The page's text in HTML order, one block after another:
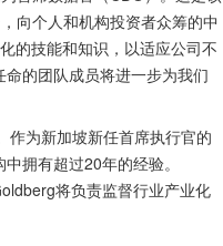
向个人和机构投资者众筹的中
的技能和知识，以适应公司不
的团队成员将进一步为我们
作为新加坡新任首席执行官的
拥有超过20年的经验。
将负责监督行业产业化